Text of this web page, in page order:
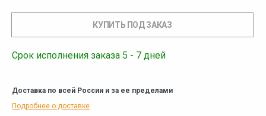
Срок исполнения заказа 5 - 7 дней
Доставка по всей России и за ее пределами
Подробнее о доставке